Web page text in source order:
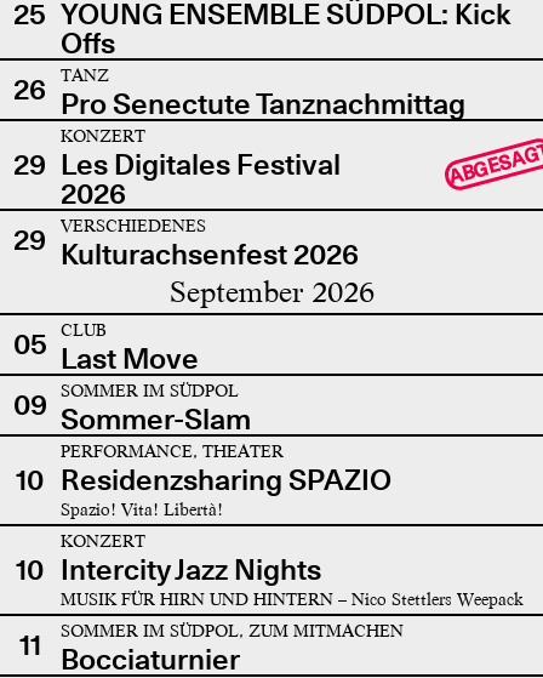
25 YOUNG ENSEMBLE SÜDPOL: Kick
Offs
26
TANZ
Pro Senectute Tanznachmittag
29
KONZERT
Les Digitales Festival
2026
29 VERSCHIEDENES
Kulturachsenfest 2026
September 2026
05 CLUB
Last Move
09
SOMMER IM SÜDPOL
Sommer-Slam
10
PERFORMANCE, THEATER
Residenzsharing SPAZIO
Spazio! Vita! Libertà!
10
KONZERT
Intercity Jazz Nights
MUSIK FÜR HIRN UND HINTERN – Nico Stettlers Weepack
11 SOMMER IM SÜDPOL, ZUM MITMACHEN
Bocciaturnier